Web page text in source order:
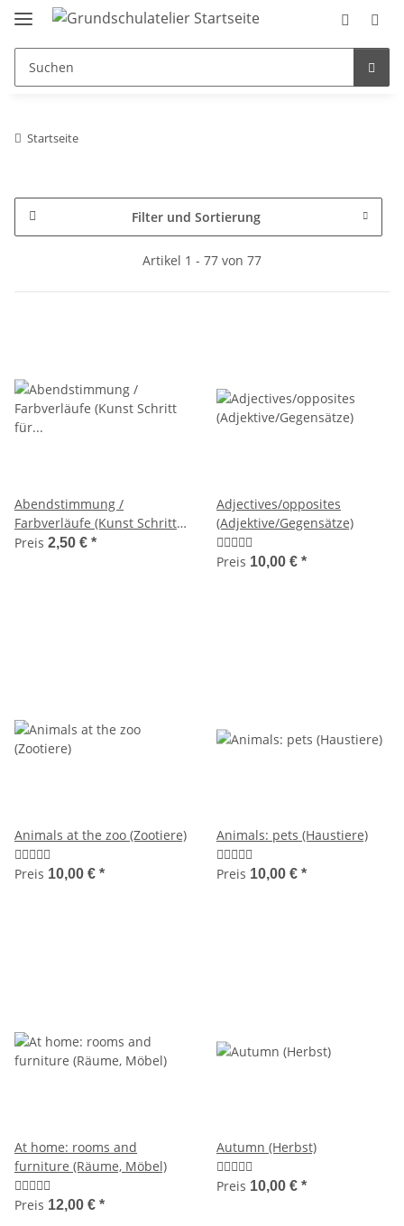
Startseite
Filter und Sortierung
Artikel 1 - 77 von 77
Abendstimmung /
Farbverläufe (Kunst Schritt
für Schritt)
Preis 2,50 € *
Adjectives/opposites
(Adjektive/Gegensätze)
Preis 10,00 € *
Animals at the zoo (Zootiere)
Preis 10,00 € *
Animals: pets (Haustiere)
Preis 10,00 € *
At home: rooms and
furniture (Räume, Möbel)
Preis 12,00 € *
Autumn (Herbst)
Preis 10,00 € *